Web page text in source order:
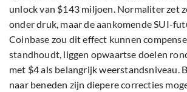
unlock van $143 miljoen. Normaliter zet
onder druk, maar de aankomende SUI-
Coinbase zou dit effect kunnen
standhoudt, liggen opwaartse doelen
met $4 als belangrijk weerstandsniveau.
naar beneden zijn diepere correcties